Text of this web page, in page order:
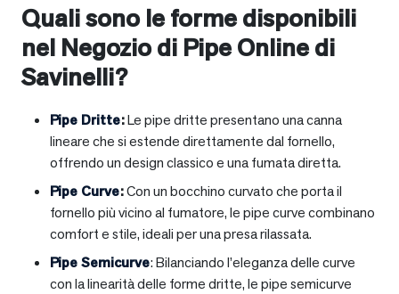
Quali sono le forme disponibili
nel Negozio di Pipe Online di
Savinelli?
Pipe Dritte:Le pipe dritte presentano una canna
lineare che si estende direttamente dal fornello,
offrendo un design classico e una fumata diretta.
Pipe Curve:Con un bocchino curvato che porta il
fornello più vicino al fumatore, le pipe curve combinano
comfort e stile, ideali per una presa rilassata.
Pipe Semicurve: Bilanciando l’eleganza delle curve
con la linearità delle forme dritte, le pipe semicurve